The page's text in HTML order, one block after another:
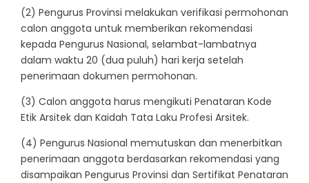
(2) Pengurus Provinsi melakukan verifikasi permohonan
calon anggota untuk memberikan rekomendasi
kepada Pengurus Nasional, selambat-lambatnya
dalam waktu 20 (dua puluh) hari kerja setelah
penerimaan dokumen permohonan.
(3) Calon anggota harus mengikuti Penataran Kode
Etik Arsitek dan Kaidah Tata Laku Profesi Arsitek.
(4) Pengurus Nasional memutuskan dan menerbitkan
penerimaan anggota berdasarkan rekomendasi yang
disampaikan Pengurus Provinsi dan Sertifikat Penataran